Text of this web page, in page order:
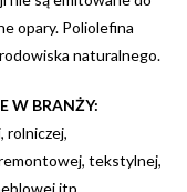
opary. Poliolefina
naturalnego.
W BRANŻY:
rolniczej,
tekstylnej,
itp.